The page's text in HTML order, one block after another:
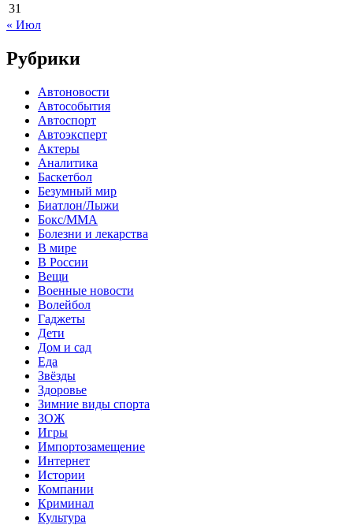
31
« Июл
Рубрики
Автоновости
Автособытия
Автоспорт
Автоэксперт
Актеры
Аналитика
Баскетбол
Безумный мир
Биатлон/Лыжи
Бокс/MMA
Болезни и лекарства
В мире
В России
Вещи
Военные новости
Волейбол
Гаджеты
Дети
Дом и сад
Еда
Звёзды
Здоровье
Зимние виды спорта
ЗОЖ
Игры
Импортозамещение
Интернет
Истории
Компании
Криминал
Культура